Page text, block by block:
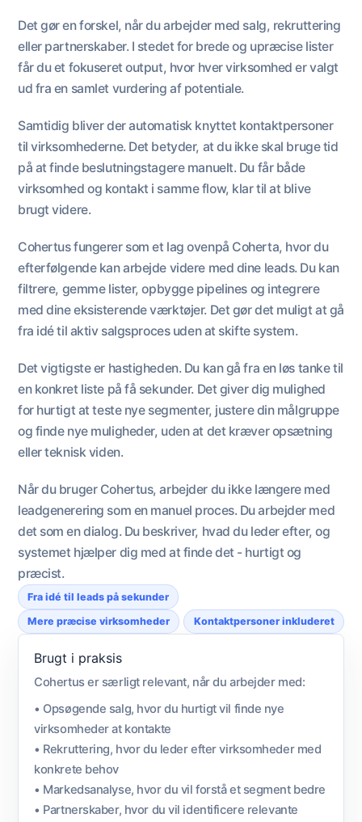
Det gør en forskel, når du arbejder med salg, rekruttering
eller partnerskaber. I stedet for brede og upræcise lister
får du et fokuseret output, hvor hver virksomhed er valgt
ud fra en samlet vurdering af potentiale.
Samtidig bliver der automatisk knyttet kontaktpersoner
til virksomhederne. Det betyder, at du ikke skal bruge tid
på at finde beslutningstagere manuelt. Du får både
virksomhed og kontakt i samme flow, klar til at blive
brugt videre.
Cohertus fungerer som et lag ovenpå Coherta, hvor du
efterfølgende kan arbejde videre med dine leads. Du kan
filtrere, gemme lister, opbygge pipelines og integrere
med dine eksisterende værktøjer. Det gør det muligt at gå
fra idé til aktiv salgsproces uden at skifte system.
Det vigtigste er hastigheden. Du kan gå fra en løs tanke til
en konkret liste på få sekunder. Det giver dig mulighed
for hurtigt at teste nye segmenter, justere din målgruppe
og finde nye muligheder, uden at det kræver opsætning
eller teknisk viden.
Når du bruger Cohertus, arbejder du ikke længere med
leadgenerering som en manuel proces. Du arbejder med
det som en dialog. Du beskriver, hvad du leder efter, og
systemet hjælper dig med at finde det - hurtigt og
præcist.
Fra idé til leads på sekunder
Mere præcise virksomheder Kontaktpersoner inkluderet
Brugt i praksis
Cohertus er særligt relevant, når du arbejder med:
• Opsøgende salg, hvor du hurtigt vil finde nye
virksomheder at kontakte
• Rekruttering, hvor du leder efter virksomheder med
konkrete behov
• Markedsanalyse, hvor du vil forstå et segment bedre
• Partnerskaber, hvor du vil identificere relevante